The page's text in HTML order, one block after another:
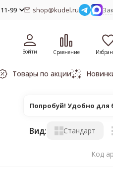
99 shop@kudel.ru
Войти Сравнение
Товары по акции
Вид: Стандарт
Код
Попробуй! Удобно для